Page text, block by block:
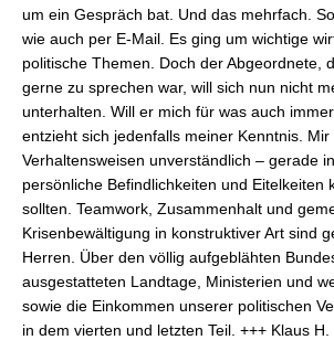
um ein Gespräch bat. Und das mehrfach.
wie auch per E-Mail. Es ging um wichtige
politische Themen. Doch der Abgeordnete,
gerne zu sprechen war, will sich nun nicht
unterhalten. Will er mich für was auch
entzieht sich jedenfalls meiner Kenntnis. Mir
Verhaltensweisen unverständlich – gerade
persönliche Befindlichkeiten und Eitelkeiten
sollten. Teamwork, Zusammenhalt und
Krisenbewältigung in konstruktiver Art sind
Herren. Über den völlig aufgeblähten
ausgestatteten Landtage, Ministerien und
sowie die Einkommen unserer politischen
in dem vierten und letzten Teil. +++ Klaus H.